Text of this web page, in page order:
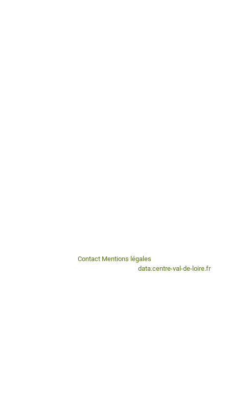
Contact Mentions légales
data.centre-val-de-loire.fr